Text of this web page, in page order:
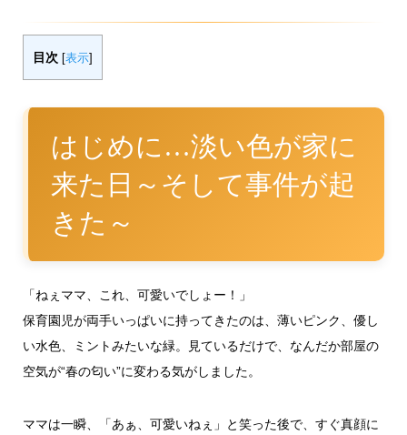
目次 表示]
はじめに…淡い色が家に
来た日～そして事件が起
きた～
「ねぇママ、これ、可愛いでしょー！」
保育園児が両手いっぱいに持ってきたのは、薄いピンク、優し
い水色、ミントみたいな緑。見ているだけで、なんだか部屋の
空気が“春の匂い”に変わる気がしました。
ママは一瞬、「あぁ、可愛いねぇ」と笑った後で、すぐ真顔に